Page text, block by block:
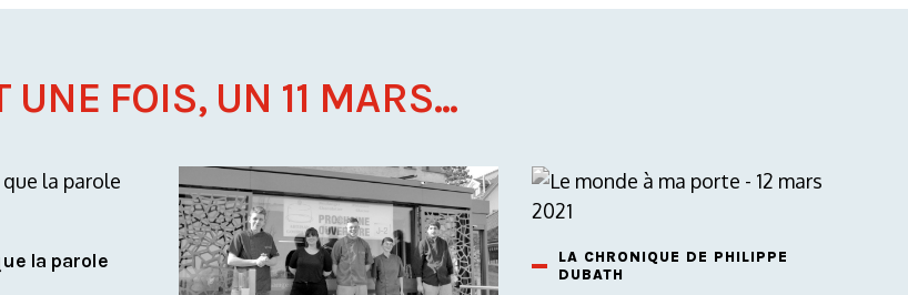
UNE FOIS, UN 11 MARS...
la parole
LA CHRONIQUE DE PHILIPPE
DUBATH